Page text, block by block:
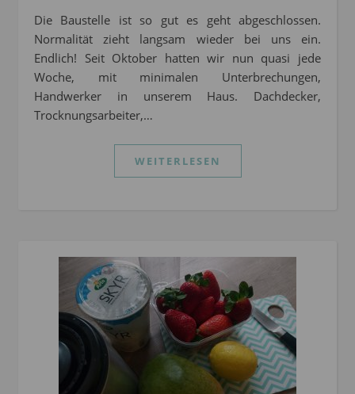
Die Baustelle ist so gut es geht abgeschlossen.
Normalität zieht langsam wieder bei uns ein.
Endlich! Seit Oktober hatten wir nun quasi jede
Woche, mit minimalen Unterbrechungen,
Handwerker in unserem Haus. Dachdecker,
Trocknungsarbeiter,…
WEITERLESEN